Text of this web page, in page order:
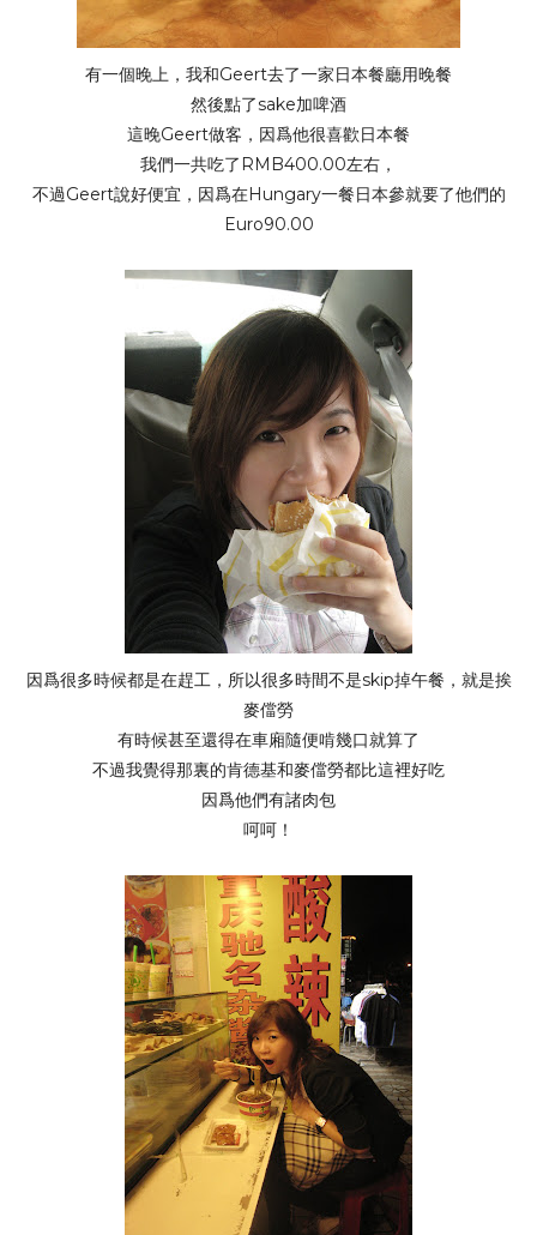
有一個晚上，我和Geert去了一家日本餐廳用晚餐
然後點了sake加啤酒
這晚Geert做客，因爲他很喜歡日本餐
我們一共吃了RMB400.00左右，
不過Geert說好便宜，因爲在Hungary一餐日本參就要了他們的
Euro90.00
因爲很多時候都是在趕工，所以很多時間不是skip掉午餐，就是挨
麥儅勞
有時候甚至還得在車廂隨便啃幾口就算了
不過我覺得那裏的肯德基和麥儅勞都比這裡好吃
因爲他們有諸肉包
呵呵！